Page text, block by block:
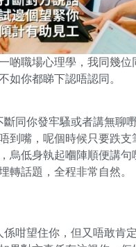
啲職場心理學，我同幾位
如你都睇下認唔認同。
同你發牢騷或者講無聊
到嘴，呢個時候只要跌支
烏低身執起嗰陣順便講句
轉話題，全程非常自然。
咁望住你，但又唔敢肯